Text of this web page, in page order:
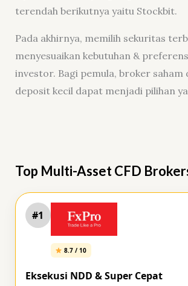
terendah berikutnya yaitu Stockbit.
Pada akhirnya, memilih sekuritas
menyesuaikan kebutuhan &
investor. Bagi pemula, broker saham
deposit kecil dapat menjadi pilihan
Top Multi-Asset CFD
#1
8.7 / 10
Eksekusi NDD & Super Cepat